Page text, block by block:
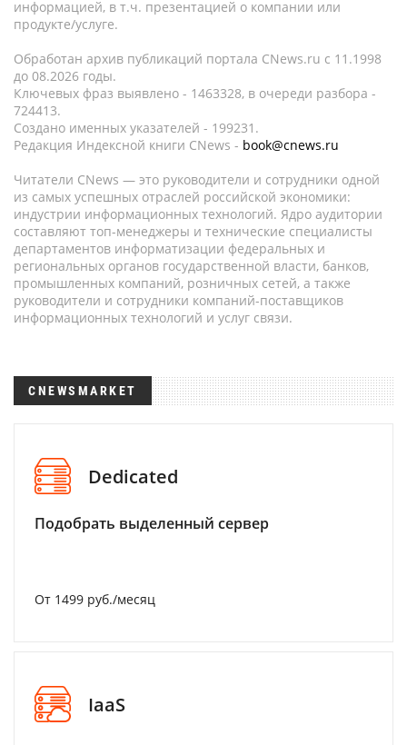
информацией, в т.ч. презентацией о компании или
продукте/услуге.
Обработан архив публикаций портала CNews.ru c 11.1998
до 08.2026 годы.
Ключевых фраз выявлено - 1463328, в очереди разбора -
724413.
Создано именных указателей - 199231.
Редакция Индексной книги CNews - book@cnews.ru
Читатели CNews — это руководители и сотрудники одной
из самых успешных отраслей российской экономики:
индустрии информационных технологий. Ядро аудитории
составляют топ-менеджеры и технические специалисты
департаментов информатизации федеральных и
региональных органов государственной власти, банков,
промышленных компаний, розничных сетей, а также
руководители и сотрудники компаний-поставщиков
информационных технологий и услуг связи.
CNEWSMARKET
Dedicated
Подобрать выделенный сервер
От 1499 руб./месяц
IaaS